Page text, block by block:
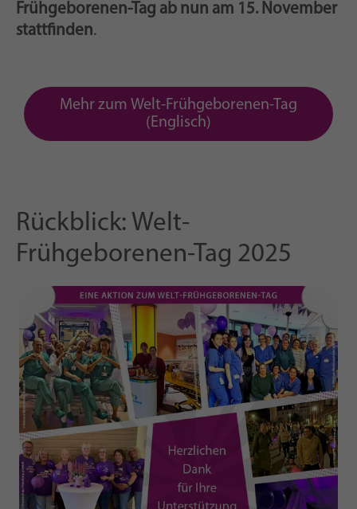
Frühgeborenen-Tag ab nun am 15. November
stattfinden.
Mehr zum Welt-Frühgeborenen-Tag
(Englisch)
Rückblick: Welt-
Frühgeborenen-Tag 2025